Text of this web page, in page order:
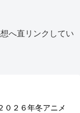
へ直リンクしてい
０２６年冬アニメ